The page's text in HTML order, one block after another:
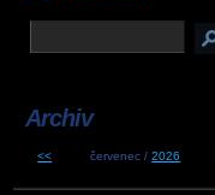
Archiv
<< červenec /2026